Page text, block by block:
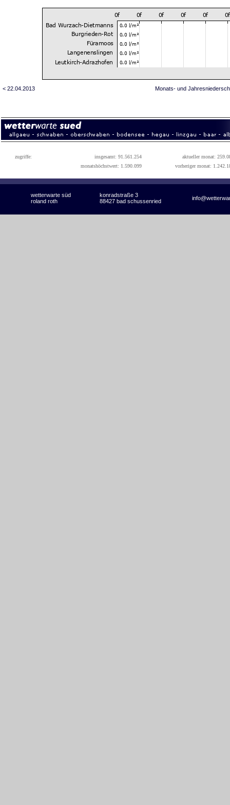
< 22.04.2013 Monats- und
zugriffe: insgesamt: 91.561.254
aktueller monat:
monatshöchstwert: 1.590.099
vorheriger monat:
wetterwarte süd konradstraße 3
roland roth 88427 bad schussenried